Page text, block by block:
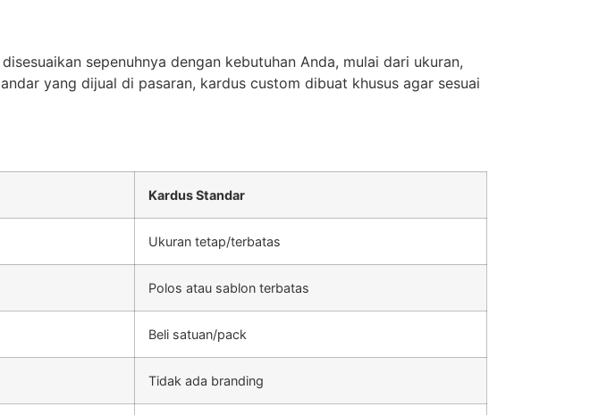
sepenuhnya dengan kebutuhan Anda, mulai dari ukuran,
yang dijual di pasaran, kardus custom dibuat khusus agar sesuai
Kardus Standar
Ukuran tetap/terbatas
Polos atau sablon terbatas
Beli satuan/pack
Tidak ada branding